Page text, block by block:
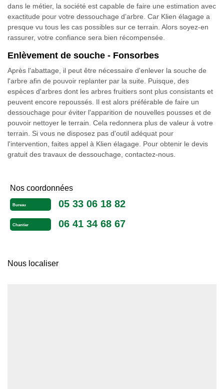
dans le métier, la société est capable de faire une estimation avec
exactitude pour votre dessouchage d’arbre. Car Klien élagage a
presque vu tous les cas possibles sur ce terrain. Alors soyez-en
rassurer, votre confiance sera bien récompensée.
Enlèvement de souche - Fonsorbes
Après l'abattage, il peut être nécessaire d'enlever la souche de
l'arbre afin de pouvoir replanter par la suite. Puisque, des
espèces d'arbres dont les arbres fruitiers sont plus consistants et
peuvent encore repoussés. Il est alors préférable de faire un
dessouchage pour éviter l'apparition de nouvelles pousses et de
pouvoir nettoyer le terrain. Cela redonnera plus de valeur à votre
terrain. Si vous ne disposez pas d'outil adéquat pour
l'intervention, faites appel à Klien élagage. Pour obtenir le devis
gratuit des travaux de dessouchage, contactez-nous.
Nos coordonnées
Bureau 05 33 06 18 82
Chantier 06 41 34 68 67
Nous localiser